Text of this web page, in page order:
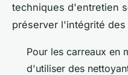
techniques d'entretien
préserver l'intégrité
Pour les carreaux en
d'utiliser des